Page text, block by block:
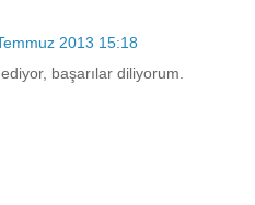
2013 15:18
başarılar diliyorum.